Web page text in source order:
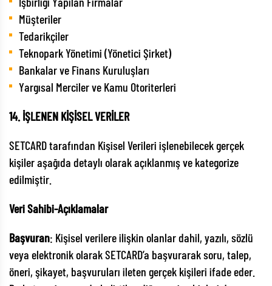
Müşteriler
Tedarikçiler
Teknopark Yönetimi (Yönetici Şirket)
Bankalar ve Finans Kuruluşları
Yargısal Merciler ve Kamu Otoriterleri
14. İŞLENEN KİŞİSEL VERİLER
SETCARD tarafından Kişisel Verileri işlenebilecek gerçek
kişiler aşağıda detaylı olarak açıklanmış ve kategorize
edilmiştir.
Veri Sahibi-Açıklamalar
Başvuran: Kişisel verilere ilişkin olanlar dahil, yazılı, sözlü
veya elektronik olarak SETCARD’a başvurarak soru, talep,
öneri, şikayet, başvuruları ileten gerçek kişileri ifade eder.